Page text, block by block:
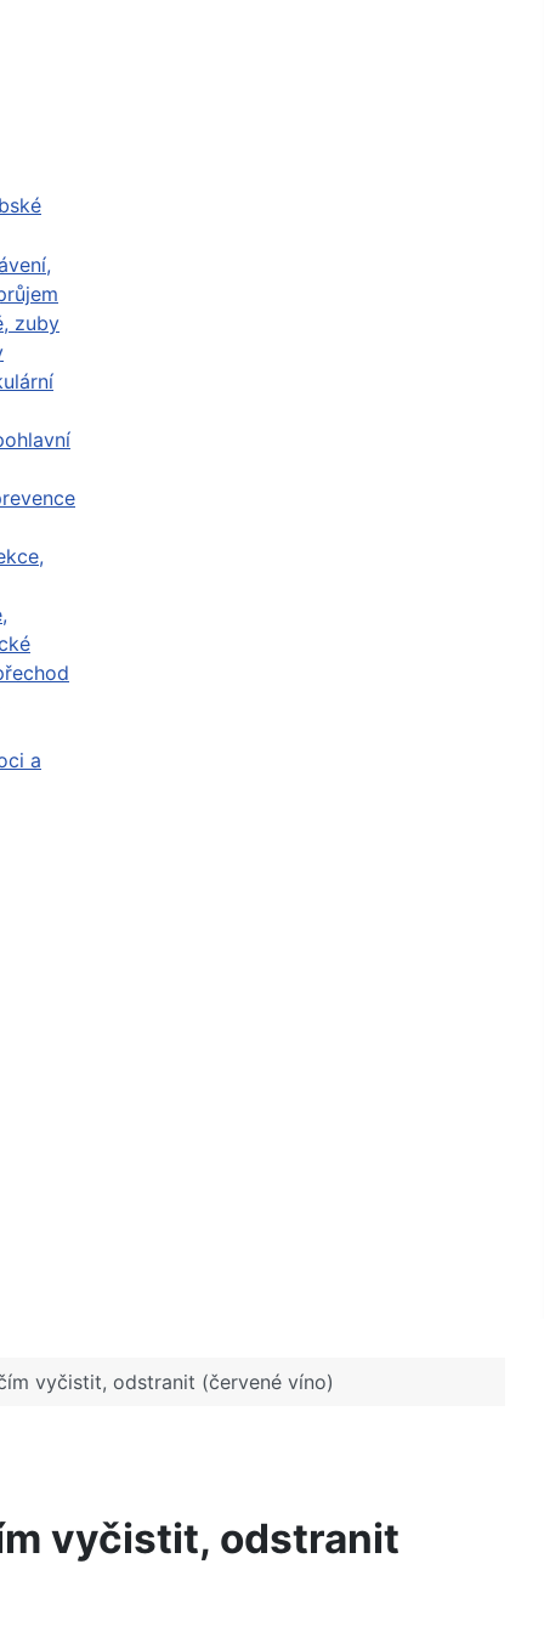
zuby
a
vyčistit, odstranit (červené víno)
vyčistit, odstranit